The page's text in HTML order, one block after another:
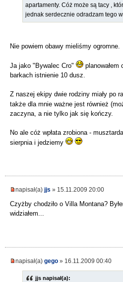
apartamenty. Cóż może są tacy ,
jednak serdecznie odradzam tego
Nie powiem obawy mieliśmy ogromne.
Ja jako "Bywalec Cro"
planowałem
barkach istnienie 10 dusz.
Z naszej ekipy dwie rodziny miały po
także dla mnie ważne jest również
zaczyna, a nie tylko jak się kończy.
No ale cóż wpłata zrobiona -
sierpnia i jedziemy
napisał(a) jjs » 15.11.2009 20:00
Czyżby chodziło o Villa Montana?
widziałem...
napisał(a) gego » 16.11.2009 00:40
jjs napisał(a):